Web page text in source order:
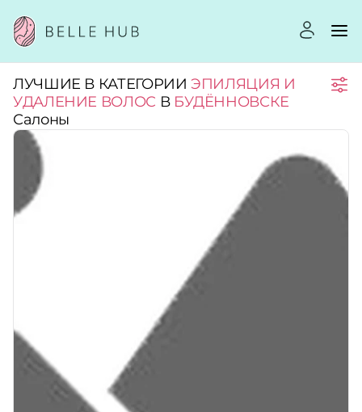
Город:
Категории:
Услуги:
Стоимость услуг:
Принимает сертификаты
ЛУЧШИЕ В КАТЕГОРИИ ЭПИЛЯЦИЯ И
УДАЛЕНИЕ ВОЛОС В БУДЁННОВСКЕ
Салоны